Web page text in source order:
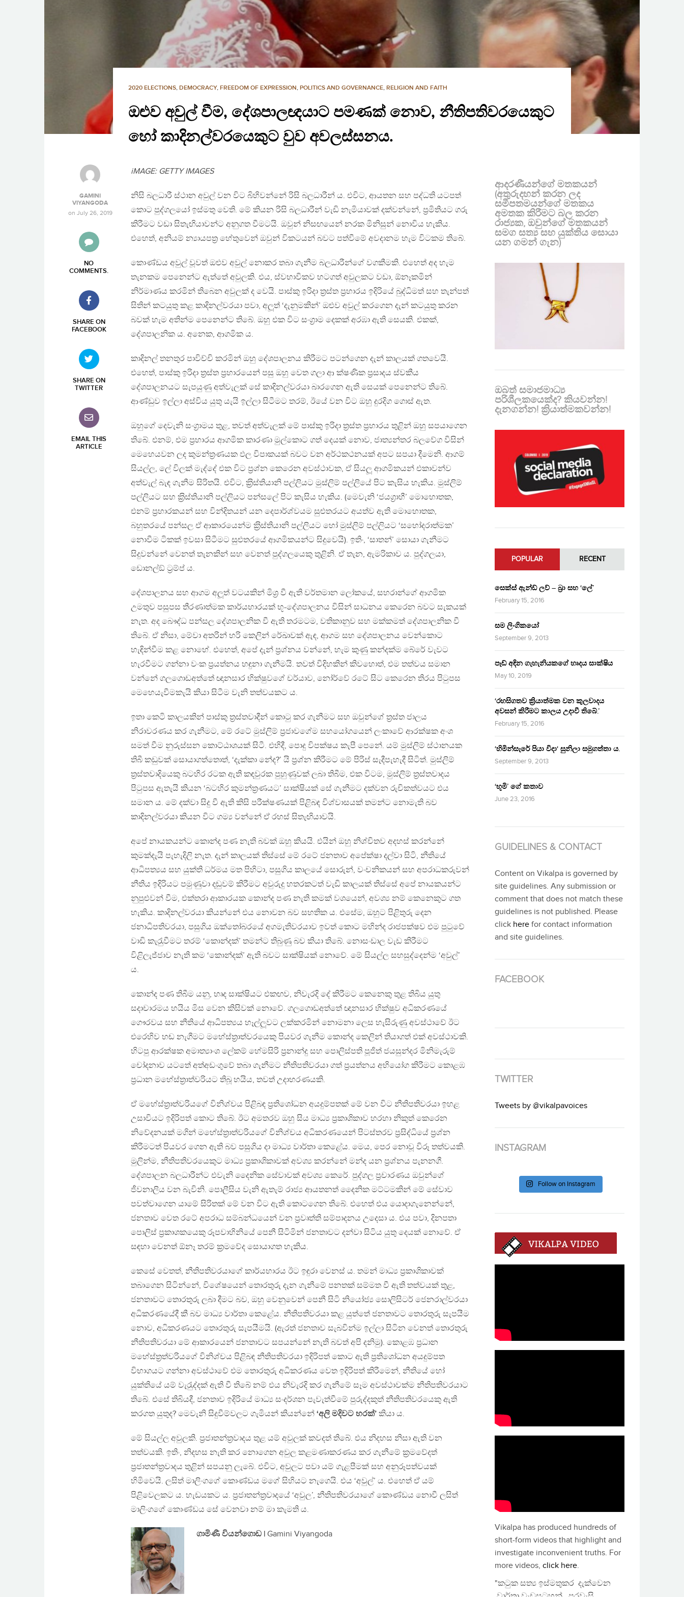
2020 ELECTIONS, DEMOCRACY, FREEDOM OF EXPRESSION, POLITICS AND GOVERNANCE, RELIGION AND FAITH
ඔළුව අවුල් වීම, දේශපාලඥයාට පමණක් නොව, නීතිපතිවරයෙකුට
හෝ කාදිනල්වරයෙකුට වුව අවලස්සනය.
GAMINI
VIYANGODA
on July 26, 2019
NO
COMMENTS.
SHARE ON
FACEBOOK
SHARE ON
TWITTER
EMAIL THIS
ARTICLE
iMAGE: GETTY IMAGES
නිසි බලධාරී ස්ථාන අවුල් වන විට බිහිවන්නේ රිසි බලධාරීන් ය. එවිට, ආයතන සහ පද්ධති යටපත්
කොට පුද්ගලයෝ ඉස්මතු වෙති. මේ කියන රිසි බලධාරීන් වැඩි නැමියාවක් දක්වන්නේ, ප‍්‍රමිතියට ගරු
කිරීමට වඩා සිතැඟියාවන්ට අනුගත වීමටයි. ඔවුන් නිසඟයෙන් නරක මිනිසුන් නොවිය හැකිය.
එහෙත්, අනියම් න්‍යායපත‍්‍ර හේතුවෙන් ඔවුන් විකටයන් බවට පත්වීමේ අවදානම හැම විටකම තිබේ.
කොණ්ඩය අවුල් වූවත් ඔළුව අවුල් නොකර තබා ගැනීම බලධාරීන්ගේ වගකීමකි. එහෙත් අද හැම
තැනකම පෙනෙන්ට ඇත්තේ අවුලකි. එය, ස්වභාවිකව හටගත් අවුලකට වඩා, ඕනෑකමින්
නිර්මාණය කරමින් තිබෙන අවුලක් ද වෙයි. පාස්කු ඉරිදා ත‍්‍රස්ත ප‍්‍රහාරය ඉදිරියේ බුද්ධිමත් සහ තැන්පත්
සිතින් කටයුතු කළ කාදිනල්වරයා පවා, අලූත් ‘දැනුමකින්’ ඔළුව අවුල් කරගෙන දැන් කටයුතු කරන
බවක් හැම අතින්ම පෙනෙන්ට තිබේ. ඔහු එක විට සංග‍්‍රාම දෙකක් අරඹා ඇති සෙයකි. එකක්,
දේශපාලනික ය. අනෙක, ආගමික ය.
කාදිනල් තනතුර පාවිච්චි කරමින් ඔහු දේශපාලනය කිරීමට පටන්ගෙන දැන් කාලයක් ගතවෙයි.
එහෙත්, පාස්කු ඉරිදා ත‍්‍රස්ත ප‍්‍රහාරයෙන් පසු ඔහු වෙත ගලා ආ ක්ෂණික ප‍්‍රසාදය ස්වකීය
දේශපාලනයට සැපයුණු අත්වැලක් සේ කාදිනල්වරයා බාරගෙන ඇති සෙයක් පෙනෙන්ට තිබේ.
ආණ්ඩුව ඉල්ලා අස්විය යුතු යැයි ඉල්ලා සිටීමට තරම්, ඊයේ වන විට ඔහු දුරදිග ගොස් ඇත.
ඔහුගේ දෙවැනි සංග‍්‍රාමය තුළ, තවත් අත්වැලක් මේ පාස්කු ඉරිදා ත‍්‍රස්ත ප‍්‍රහාරය තුළින් ඔහු සපයාගෙන
තිබේ. එනම්, එම ප‍්‍රහාරය ආගමික කාරණා මුල්කොට ගත් දෙයක් නොව, ජාත්‍යන්තර බලවේග විසින්
මෙහෙයවන ලද කුමන්ත‍්‍රණයක ඵල විපාකයක් බවට වන අර්ථකථනයක් අපට සපයා දීමෙනි. ආගම්
සියල්ල, ලේ විලක් මැද්දේ එක විට ප‍්‍රශ්න කෙරෙන අවස්ථාවක, ඒ සියලූ ආගමිකයන් එකාවන්ව
අත්වැල් බැඳ ගැනීම සිරිතයි. එවිට, ක‍්‍රිස්තියානි පල්ලියට මුස්ලිම් පල්ලියේ පිට කැසිය හැකිය. මුස්ලිම්
පල්ලියට සහ ක‍්‍රිස්තියානි පල්ලියට පන්සලේ පිට කැසිය හැකිය. (මෙවැනි ‘ජයග‍්‍රාහී’ මොහොතක,
එනම් ප‍්‍රහාරකයන් සහ වින්දිතයන් යන දෙපාර්ශ්වයම සුළුතරයට අයත්ව ඇති මොහොතක,
බහුතරයේ පන්සල ඒ ආකාරයෙන්ම ක‍්‍රිස්තියානි පල්ලියට හෝ මුස්ලිම් පල්ලියට ‘සහෝදරාත්මක’
නොවීම ටිකක් ඉවසා සිටීමට සුළුතරයේ ආගමිකයන්ට සිදුවෙයි). ඉතිං, ‘සාතන්’ සොයා ගැනීමට
සිදුවන්නේ වෙනත් තැනකින් සහ වෙනත් පුද්ගලයෙකු තුළිනි. ඒ තැන, ඇමරිකාව ය. පුද්ගලයා,
ඩොනල්ඞ් ට‍්‍රම්ප් ය.
දේශපාලනය සහ ආගම අලූත් වටයකින් මිශ‍්‍ර වී ඇති වර්තමාන ලෝකයේ, සහරාන්ගේ ආගමික
උමතුව පසුපස තීරණාත්මක කාර්යභාරයක් භූ-දේශපාලනය විසින් සාධනය කෙරෙන බවට සැකයක්
නැත. අද බෞද්ධ පන්සල දේශපාලනික වී ඇති තරමටම, වතිකානුව සහ මක්කමත් දේශපාලනික වී
තිබේ. ඒ නිසා, මේවා අතරින් හරි කෙලින් රේඛාවක් ඇඳ, ආගම සහ දේශපාලනය වෙන්කොට
හැඳින්වීම කළ නොහේ. එහෙත්, අපේ දැන් ප‍්‍රශ්නය වන්නේ, හැම කුණු කන්දක්ම බේරේ වැවට
හැරවීමට ගන්නා වංක ප‍්‍රයත්නය හඳුනා ගැනීමයි. තවත් විදිහකින් කිවහොත්, එම තත්වය සමාන
වන්නේ ගලගොඩඅත්තේ ඥානසාර භික්ෂුවගේ චර්යාව, නෝර්වේ රටේ සිට කෙරෙන තිරය පිටුපස
මෙහෙයැවීමකැයි කියා සිටීම වැනි තත්වයකට ය.
ඉතා කෙටි කාලයකින් පාස්කු ත‍්‍රස්තවාදීන් කොටු කර ගැනීමට සහ ඔවුන්ගේ ත‍්‍රස්ත ජාලය
නිරාවරණය කර ගැනීමට, මේ රටේ මුස්ලිම් ප‍්‍රජාවගේම සහයෝගයෙන් ලංකාවේ ආරක්ෂක අංශ
සමත් වීම නුරුස්සන කොට්ඨාශයක් සිටී. එහිදී, පොදු විපක්ෂය කැපී පෙනේ. යම් මුස්ලිම් ස්ථානයක
තිබී කඩුවක් සොයාගත්තොත්, ‘දැක්කා නේද?’ යි ප‍්‍රශ්න කිරීමට මේ පිරිස් සැදීපැහැදී සිටිත්. මුස්ලිම්
ත‍්‍රස්තවාදියෙකු බටහිර රටක ඇති කඳවුරක පුහුණුවක් ලබා තිබීම, එක විටම, මුස්ලිම් ත‍්‍රස්තවාදය
පිටුපස ඇතැයි කියන ‘බටහිර කුමන්ත‍්‍රණයට’ සාක්ෂියක් සේ ගැනීමට දක්වන රුචිකත්වයට එය
සමාන ය. මේ දක්වා සිදු වී ඇති කිසි පරීක්ෂණයක් පිළිබඳ විශ්වාසයක් තමන්ට නොමැති බව
කාදිනල්වරයා කියන විට ගම්‍ය වන්නේ ඒ රහස් සිතැඟියාවයි.
අපේ නායකයන්ට කොන්ද පණ නැති බවක් ඔහු කියයි. එයින් ඔහු නිශ්චිතව අදහස් කරන්නේ
කුමක්දැයි පැහැදිලි නැත. දැන් කාලයක් තිස්සේ මේ රටේ ජනතාව අපේක්ෂා දල්වා සිටි, නීතියේ
ආධිපත්‍යය සහ යුක්ති ධර්මය මත පිහිටා, පසුගිය කාලයේ සොරුන්, වංචනිකයන් සහ අපරාධකරුවන්
නීතිය ඉදිරියට පමුණුවා දඬුවම් කිරීමට අවුරුදු හතරකටත් වැඩි කාලයක් තිස්සේ අපේ නායකයන්ට
නුපුළුවන් වීම, එක්තරා ආකාරයක කොන්ද පණ නැති කමක් වශයෙන්, අවශ්‍ය නම් කෙනෙකුට ගත
හැකිය. කාදිනල්වරයා කියන්නේ එය නොවන බව සහතික ය. එසේම, ඔහුට පිළිතුරු දෙන
ජනාධිපතිවරයා, පසුගිය ඔක්තෝබරයේ අගමැතිවරයාව ඉවත් කොට මහින්ද රාජපක්ෂව එම පුටුවේ
වාඩි කැරැුවීමට තරම් ‘කොන්දක්’ තමන්ට තිබුණු බව කියා තිබේ. නොසංඩාල වැඩ කිරීමට
විළිලැජ්ජාව නැති කම ‘කොන්දක්’ ඇති බවට සාක්ෂියක් නොවේ. මේ සියල්ල සහසුද්දෙන්ම ‘අවුල්’
ය.
කොන්ද පණ තිබීම යනු, හෘද සාක්ෂියට එකඟව, නිවැරදි දේ කිරීමට කෙනෙකු තුළ තිබිය යුතු
සදාචාරමය හයිය මිස වෙන කිසිවක් නොවේ. ගලගොඩඅත්තේ ඥානසාර භික්ෂුව අධිකරණයේ
ගෞරවය සහ නීතියේ ආධිපත්‍යය හෑල්ලූවට ලක්කරමින් නොමනා ලෙස හැසිරුණු අවස්ථාවේ ඊට
එරෙහිව හඬ නැගීමට මහේස්ත‍්‍රාත්වරයෙකු පියවර ගැනීම කොන්ද කෙලින් තියාගත් එක් අවස්ථාවකි.
හිටපු ආරක්ෂක අමාත්‍යාංශ ලේකම් හේමසිරි ප‍්‍රනාන්දු සහ පොලිස්පති පූජිත් ජයසුන්දර මිනිමැරුම්
චෝදනාව යටතේ අත්අඩංගුවේ තබා ගැනීමට නීතිපතිවරයා ගත් ප‍්‍රයත්නය අභියෝග කිරීමට කොළඹ
ප‍්‍රධාන මහේස්ත‍්‍රාත්වරියට තිබූ හයිය, තවත් උදාහරණයකි.
ඒ මහේස්ත‍්‍රාත්වරියගේ විනිශ්චය පිළිබඳ ප‍්‍රතිශෝධන අයදුම්පතක් මේ වන විට නීතිපතිවරයා ඉහළ
උසාවියට ඉදිරිපත් කොට තිබේ. ඊට අමතරව ඔහු සිය මාධ්‍ය ප‍්‍රකාශිකාව හරහා නිකුත් කෙරෙන
නිවේදනයක් මගින් මහේස්ත‍්‍රාත්වරියගේ විනිශ්චය අධිකරණයෙන් පිටස්තරව ප‍්‍රසිද්ධියේ ප‍්‍රශ්න
කිරීමටත් පියවර ගෙන ඇති බව පසුගිය දා මාධ්‍ය වාර්තා කෙළේය. මෙය, පෙර නොවූ විරූ තත්වයකි.
මුලින්ම, නීතිපතිවරයෙකුට මාධ්‍ය ප‍්‍රකාශිකාවක් අවශ්‍ය කරන්නේ මන්ද යන ප‍්‍රශ්නය පැනනගී.
දේශපාලන බලධාරීන්ට එවැනි දෛනික සේවාවක් අවශ්‍ය කෙරේ. පුද්ගල ප‍්‍රචාරණය ඔවුන්ගේ
ජීවනාලිය වන බැවිනි. පොලීසිය වැනි ඇතැම් රාජ්‍ය ආයතනත් දෛනික මට්ටමකින් මේ සේවාව
පවත්වාගෙන යාමේ සිරිතක් මේ වන විට ඇති කොටගෙන තිබේ. එහෙත් එය යොදාගැනෙන්නේ,
ජනතාව වෙත රටේ අපරාධ සම්බන්ධයෙන් වන ප‍්‍රවෘත්ති සම්පාදනය උදෙසා ය. එය පවා, දිනපතා
පොලිස් ප‍්‍රකාශකයෙකු රූපවාහිනියේ පෙනී සිටිමින් ජනතාවට දන්වා සිටිය යුතු දෙයක් නොවේ. ඒ
සඳහා වෙනත් ඕනෑ තරම් ක‍්‍රමවේද සොයාගත හැකිය.
කෙසේ වෙතත්, නීතිපතිවරයාගේ කාර්යභාරය ඊට ඉඳුරා වෙනස් ය. තමන් මාධ්‍ය ප‍්‍රකාශිකාවක්
තබාගෙන සිටින්නේ, විශේෂයෙන් තොරතුරු දැන ගැනීමේ පනතක් සම්මත වී ඇති තත්වයක් තුළ,
ජනතාවට තොරතුරු ලබා දීමට බව, ඔහු වෙනුවෙන් පෙනී සිටි නියෝජ්‍ය සොලිසිටර් ජෙනරාල්වරයා
අධිකරණයේදී කී බව මාධ්‍ය වාර්තා කෙළේය. නීතිපතිවරයා කළ යුත්තේ ජනතාවට තොරතුරු සැපයීම
නොව, අධිකරණයට තොරතුරු සැපයීමයි. (ඇරත් ජනතාව සැබවින්ම ඉල්ලා සිටින වෙනත් තොරතුරු
නීතිපතිවරයා මේ ආකාරයෙන් ජනතාවට සපයන්නේ නැති බවත් අපි දනිමු). කොළඹ ප‍්‍රධාන
මහේස්ත‍්‍රත්වරියගේ විනිශ්චය පිළිබඳ නීතිපතිවරයා ඉදිරිපත් කොට ඇති ප‍්‍රතිශෝධන අයදුම්පත
විභාගයට ගන්නා අවස්ථාවේ එම තොරතුරු අධිකරණය වෙත ඉදිරිපත් කිරීමෙන්, නීතියේ හෝ
යුක්තියේ යම් වැරැුද්දක් ඇති වී තිබේ නම් එය නිවැරදි කර ගැනීමේ සෑම අවස්ථාවක්ම නීතිපතිවරයාට
තිබේ. එසේ තිබියදී, ජනතාව ඉදිරියේ මාධ්‍ය සංදර්ශන පැවැත්වීමේ පුරුද්දකුත් නීතිපතිවරයෙකු ඇති
කරගත යුතුද? මෙවැනි සිදුවීම්වලට ගැමියන් කියන්නේ ‘අලි මදිවට හරක්’ කියා ය.
මේ සියල්ල අවුලකි. ප‍්‍රජාතන්ත‍්‍රවාදය තුළ යම් අවුලක් කවදත් තිබේ. එය නිදහස නිසා ඇති වන
තත්වයකි. ඉතිං, නිදහස නැති කර නොගෙන අවුල කළමණාකරණය කර ගැනීමේ ක‍්‍රමවේදත්
ප‍්‍රජාතන්ත‍්‍රවාදය තුළින් සපයනු ලැබේ. එවිට, අවුලට පවා යම් ගැළපීමක් සහ අනුරූපත්වයක්
හිමිවෙයි. ලසිත් මාලිංගගේ කොණ්ඩය මගේ සිහියට නැගෙයි. එය ‘අවුල්’ ය. එහෙත් ඒ යම්
පිළිවෙලකට ය. හැඩයකට ය. ප‍්‍රජාතන්ත‍්‍රවාදයේ ‘අවුල’, නීතිපතිවරයාගේ කොණ්ඩය නොවී ලසිත්
මාලිංගගේ කොණ්ඩය සේ වෙනවා නම් මා කැමති ය.
ගාමිණී වියන්ගොඩ | Gamini Viyangoda
ආදරණීයන්ගේ මතකයන්
(අතුරුදහන් කරන ලද
සමීපතමයන්ගේ මතකය
අමතක කිරීමට බල කරන
රාජ්‍යක, ඔවුන්ගේ මතකයන්
සමග සත්‍ය සහ යුක්තිය සොයා
යන ගමන් ගැන)
ඔබත් සමාජමාධ්‍ය
පරිශීලකයෙක්ද? කියවන්න!
දැනගන්න! ක්‍රියාත්මකවන්න!
POPULAR RECENT
සෙක්ස් ඇන්ඩ් ලව් – බ්‍රා සහ ‘ලේ’
February 15, 2016
සම ලිංගිකයෝ
September 9, 2013
පෑඩ් අඳින ගැහැනියකගේ හෘදය සාක්ෂිය
May 10, 2019
‘රහසිගතව ක්‍රියාත්මක වන කුලවාදය
අවසන් කිරීමට කාලය උදාවී තිබේ.’
February 15, 2016
‘හිමින්සැරේ පියා විදා‘ සුනිලා සමුගත්තා ය.
September 9, 2013
‘භූමි’ ගේ කතාව
June 23, 2016
GUIDELINES & CONTACT
Content on Vikalpa is governed by
site guidelines. Any submission or
comment that does not match these
guidelines is not published. Please
click here for contact information
and site guidelines.
FACEBOOK
TWITTER
Tweets by @vikalpavoices
INSTAGRAM
Follow on Instagram
Vikalpa has produced hundreds of
short-form videos that highlight and
investigate inconvenient truths. For
more videos, click here.
"කටුක සත්‍ය ඉස්මතුකර දැක්වෙන